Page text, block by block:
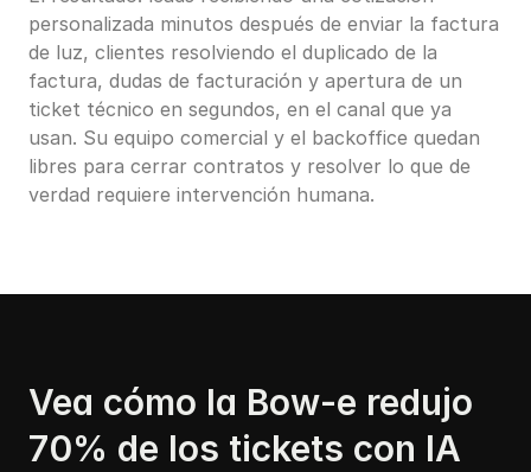
personalizada minutos después de enviar la factura
de luz, clientes resolviendo el duplicado de la
factura, dudas de facturación y apertura de un
ticket técnico en segundos, en el canal que ya
usan. Su equipo comercial y el backoffice quedan
libres para cerrar contratos y resolver lo que de
verdad requiere intervención humana.
Vea cómo la Bow-e redujo
70% de los tickets con IA